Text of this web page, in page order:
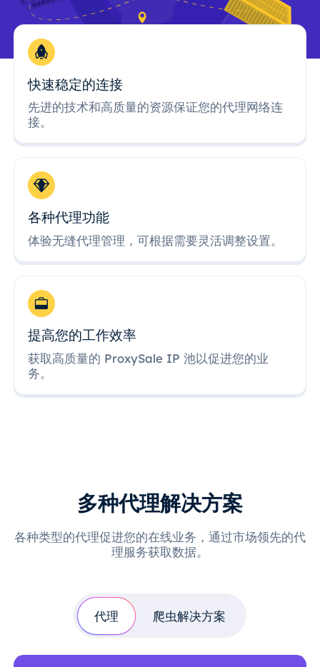
快速稳定的连接
先进的技术和高质量的资源保证您的代理网络连
接。
各种代理功能
体验无缝代理管理，可根据需要灵活调整设置。
提高您的工作效率
获取高质量的 ProxySale IP 池以促进您的业
务。
多种代理解决方案
各种类型的代理促进您的在线业务，通过市场领先的代
理服务获取数据。
代理 爬虫解决方案